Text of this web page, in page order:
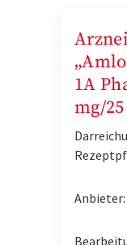
1A
mg/
Anbieter: